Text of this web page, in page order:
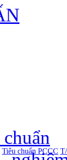
Tiêu chuẩn PCCC